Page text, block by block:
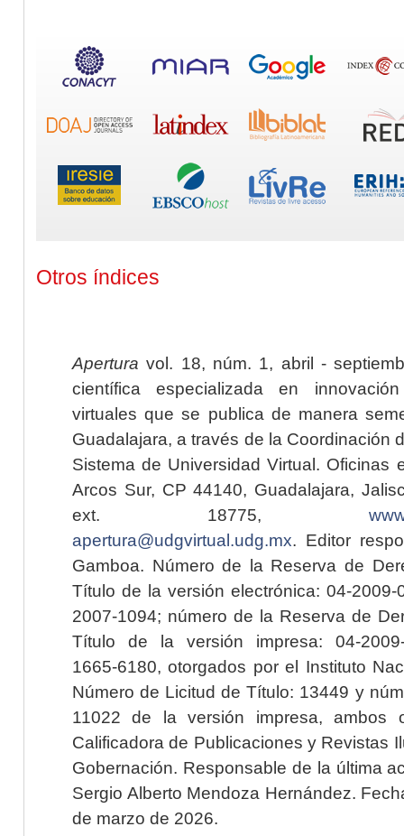
Otros índices
Apertura vol. 18, núm. 1, abril -
científica especializada en
virtuales que se publica de manera
Guadalajara, a través de la Coordinación
Sistema de Universidad Virtual. Oficinas
Arcos Sur, CP 44140, Guadalajara,
ext. 18775,
apertura@udgvirtual.udg.mx. Editor
Gamboa. Número de la Reserva de
Título de la versión electrónica: 04-2009-
2007-1094; número de la Reserva de
Título de la versión impresa: 04-2009-
1665-6180, otorgados por el Instituto
Número de Licitud de Título: 13449 y
11022 de la versión impresa, ambos
Calificadora de Publicaciones y Revistas
Gobernación. Responsable de la última
Sergio Alberto Mendoza Hernández.
de marzo de 2026.